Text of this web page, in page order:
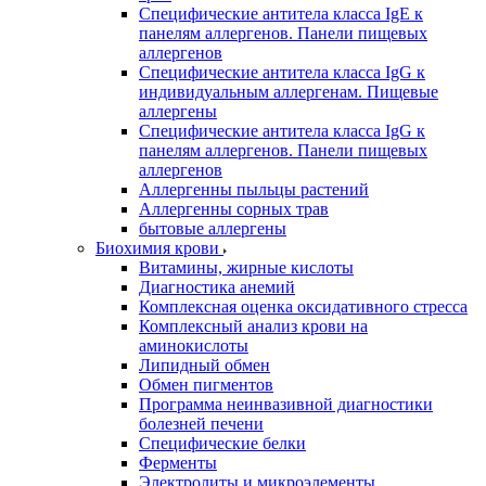
Специфические антитела класса IgE к
панелям аллергенов. Панели пищевых
аллергенов
Специфические антитела класса IgG к
индивидуальным аллергенам. Пищевые
аллергены
Специфические антитела класса IgG к
панелям аллергенов. Панели пищевых
аллергенов
Аллергенны пыльцы растений
Аллергенны сорных трав
бытовые аллергены
Биохимия крови
Витамины, жирные кислоты
Диагностика анемий
Комплексная оценка оксидативного стресса
Комплексный анализ крови на
аминокислоты
Липидный обмен
Обмен пигментов
Программа неинвазивной диагностики
болезней печени
Специфические белки
Ферменты
Электролиты и микроэлементы